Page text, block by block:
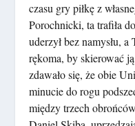
czasu gry piłkę z
Porochnicki, ta trafiła
uderzył bez namysłu,
rękoma, by skierować
zdawało się, że obie
minucie do rogu
między trzech